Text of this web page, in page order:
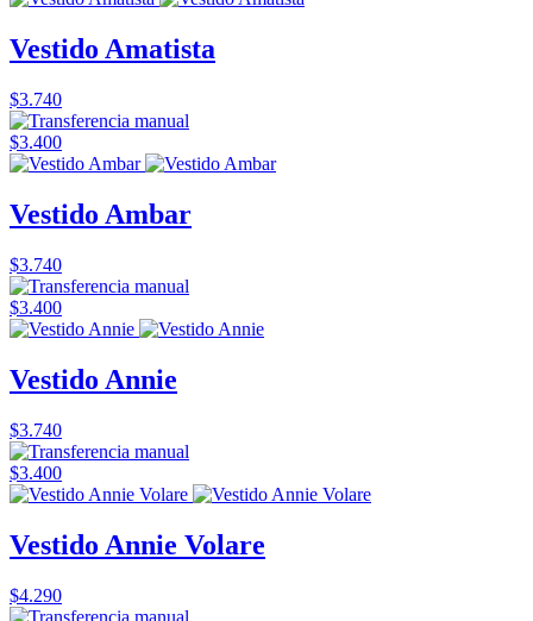
Vestido Amatista
$3.740
$3.400
Vestido Ambar
$3.740
$3.400
Vestido Annie
$3.740
$3.400
Vestido Annie Volare
$4.290